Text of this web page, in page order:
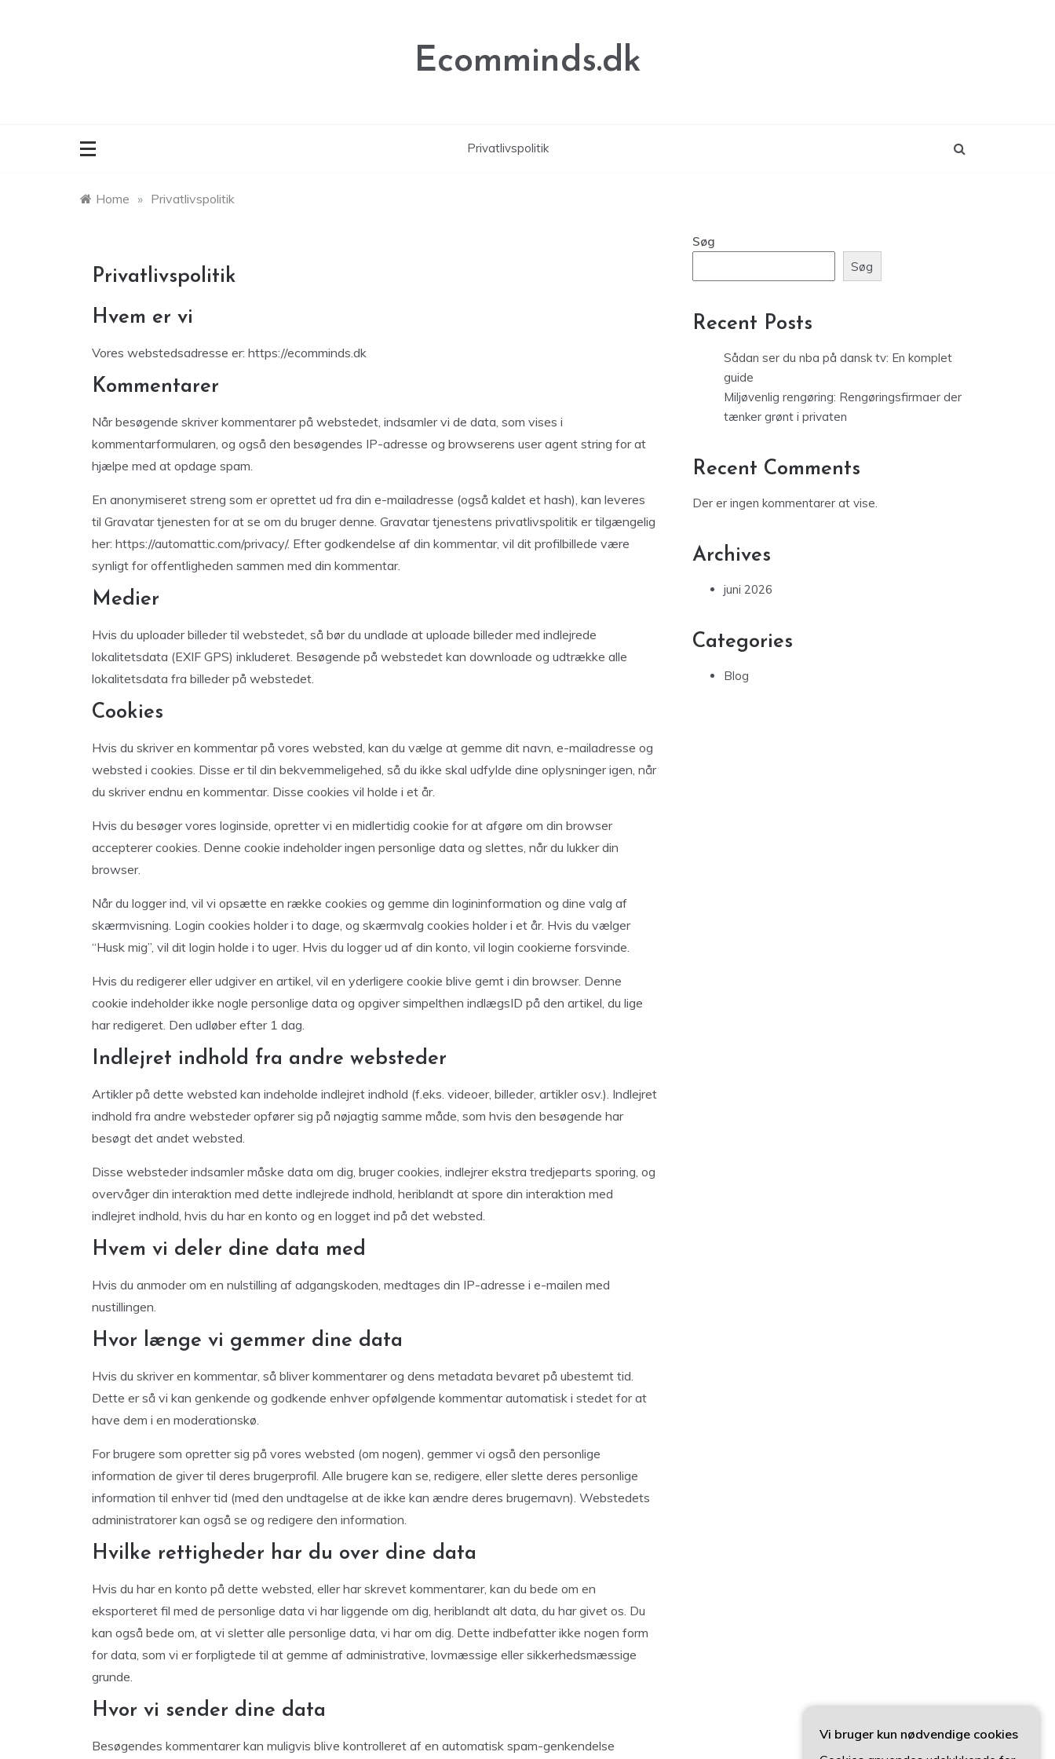
Ecomminds.dk
Privatlivspolitik
Home » Privatlivspolitik
Privatlivspolitik
Hvem er vi
Vores webstedsadresse er: https://ecomminds.dk
Kommentarer
Når besøgende skriver kommentarer på webstedet, indsamler vi de data, som vises i
kommentarformularen, og også den besøgendes IP-adresse og browserens user agent string for at
hjælpe med at opdage spam.
En anonymiseret streng som er oprettet ud fra din e-mailadresse (også kaldet et hash), kan leveres
til Gravatar tjenesten for at se om du bruger denne. Gravatar tjenestens privatlivspolitik er tilgængelig
her: https://automattic.com/privacy/. Efter godkendelse af din kommentar, vil dit profilbillede være
synligt for offentligheden sammen med din kommentar.
Medier
Hvis du uploader billeder til webstedet, så bør du undlade at uploade billeder med indlejrede
lokalitetsdata (EXIF GPS) inkluderet. Besøgende på webstedet kan downloade og udtrække alle
lokalitetsdata fra billeder på webstedet.
Cookies
Hvis du skriver en kommentar på vores websted, kan du vælge at gemme dit navn, e-mailadresse og
websted i cookies. Disse er til din bekvemmeligehed, så du ikke skal udfylde dine oplysninger igen, når
du skriver endnu en kommentar. Disse cookies vil holde i et år.
Hvis du besøger vores loginside, opretter vi en midlertidig cookie for at afgøre om din browser
accepterer cookies. Denne cookie indeholder ingen personlige data og slettes, når du lukker din
browser.
Når du logger ind, vil vi opsætte en række cookies og gemme din logininformation og dine valg af
skærmvisning. Login cookies holder i to dage, og skærmvalg cookies holder i et år. Hvis du vælger
“Husk mig”, vil dit login holde i to uger. Hvis du logger ud af din konto, vil login cookierne forsvinde.
Hvis du redigerer eller udgiver en artikel, vil en yderligere cookie blive gemt i din browser. Denne
cookie indeholder ikke nogle personlige data og opgiver simpelthen indlægsID på den artikel, du lige
har redigeret. Den udløber efter 1 dag.
Indlejret indhold fra andre websteder
Artikler på dette websted kan indeholde indlejret indhold (f.eks. videoer, billeder, artikler osv.). Indlejret
indhold fra andre websteder opfører sig på nøjagtig samme måde, som hvis den besøgende har
besøgt det andet websted.
Disse websteder indsamler måske data om dig, bruger cookies, indlejrer ekstra tredjeparts sporing, og
overvåger din interaktion med dette indlejrede indhold, heriblandt at spore din interaktion med
indlejret indhold, hvis du har en konto og en logget ind på det websted.
Hvem vi deler dine data med
Hvis du anmoder om en nulstilling af adgangskoden, medtages din IP-adresse i e-mailen med
nustillingen.
Hvor længe vi gemmer dine data
Hvis du skriver en kommentar, så bliver kommentarer og dens metadata bevaret på ubestemt tid.
Dette er så vi kan genkende og godkende enhver opfølgende kommentar automatisk i stedet for at
have dem i en moderationskø.
For brugere som opretter sig på vores websted (om nogen), gemmer vi også den personlige
information de giver til deres brugerprofil. Alle brugere kan se, redigere, eller slette deres personlige
information til enhver tid (med den undtagelse at de ikke kan ændre deres brugernavn). Webstedets
administratorer kan også se og redigere den information.
Hvilke rettigheder har du over dine data
Hvis du har en konto på dette websted, eller har skrevet kommentarer, kan du bede om en
eksporteret fil med de personlige data vi har liggende om dig, heriblandt alt data, du har givet os. Du
kan også bede om, at vi sletter alle personlige data, vi har om dig. Dette indbefatter ikke nogen form
for data, som vi er forpligtede til at gemme af administrative, lovmæssige eller sikkerhedsmæssige
grunde.
Hvor vi sender dine data
Besøgendes kommentarer kan muligvis blive kontrolleret af en automatisk spam-genkendelse
Søg
Søg
Recent Posts
Sådan ser du nba på dansk tv: En komplet
guide
Miljøvenlig rengøring: Rengøringsfirmaer der
tænker grønt i privaten
Recent Comments
Der er ingen kommentarer at vise.
Archives
juni 2026
Categories
Blog
Vi bruger kun nødvendige cookies